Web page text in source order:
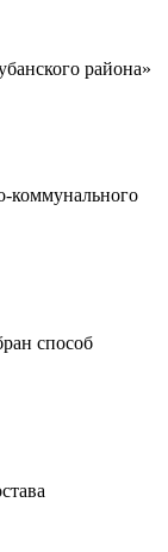
района»
коммунального
способ